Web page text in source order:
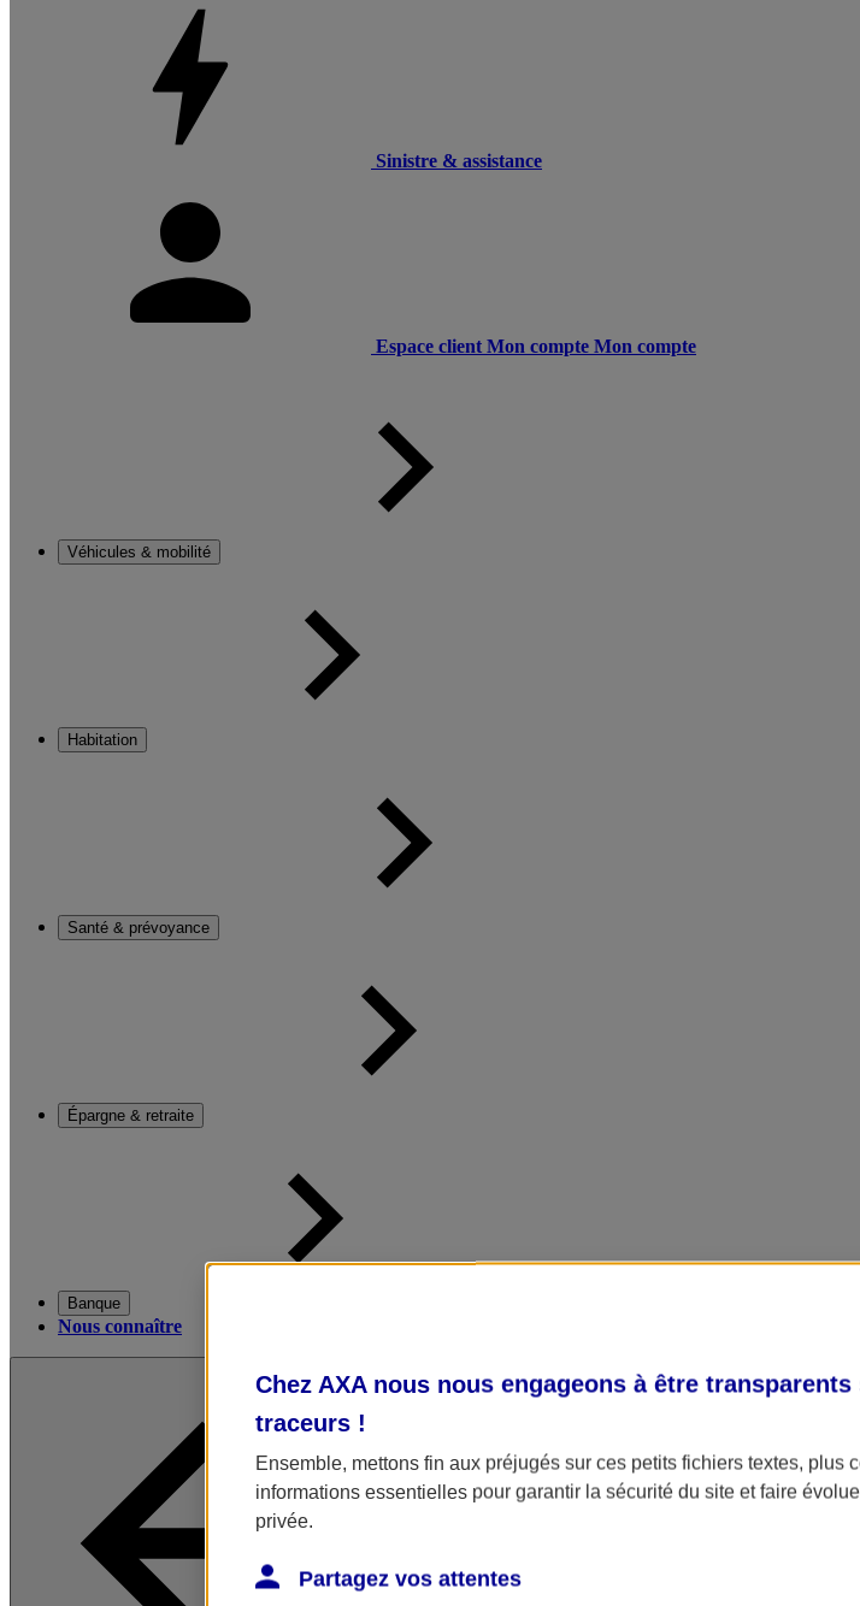
Sinistre & assistance
Espace client Mon compte Mon compte
Véhicules & mobilité
Habitation
Santé & prévoyance
Épargne & retraite
Banque
Nous connaître
Chez AXA nous nous engageons à être
traceurs !
Ensemble, mettons fin aux préjugés sur ces petits fichiers textes, plus
informations essentielles pour garantir la sécurité du site et faire
privée.
Partagez vos attentes